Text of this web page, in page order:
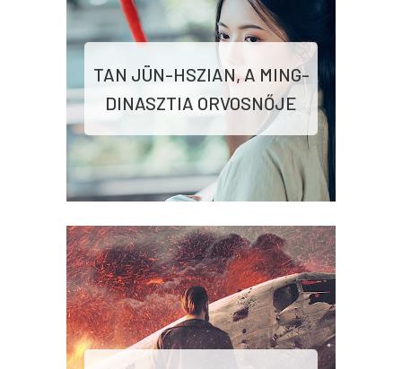
TAN JÜN-HSZIAN, A MING-
DINASZTIA ORVOSNŐJE